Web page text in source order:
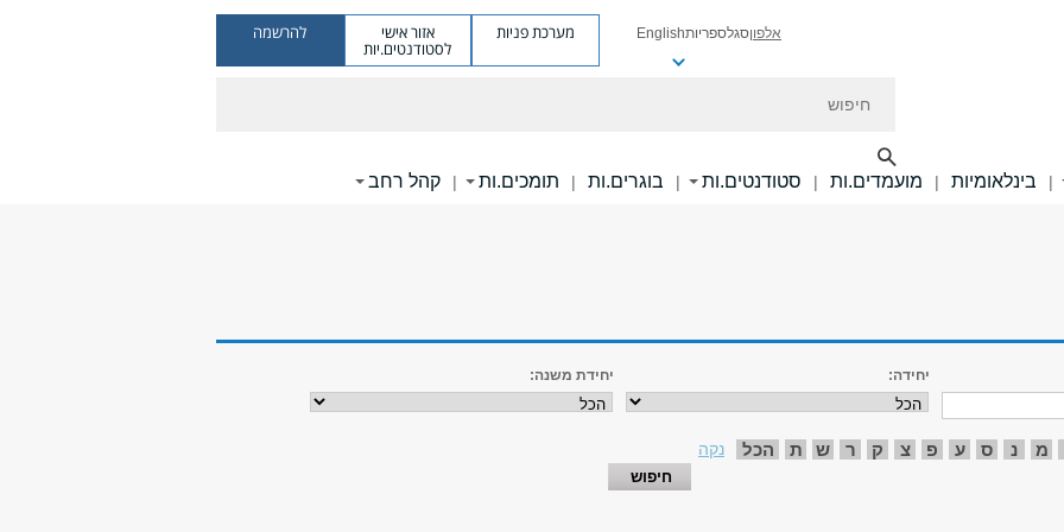
אלפוןסגלספריותEnglish מערכת פניות אזור אישי
לסטודנטים.יות
להרשמה
| בינלאומיות | מועמדים.ות | סטודנטים.ות | בוגרים.ות | תומכים.ות | קהל רחב
יחידה: יחידת משנה:
מ נ ס ע פ צ ק ר ש ת הכל נקה